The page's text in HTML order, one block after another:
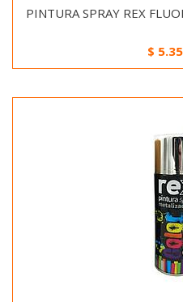
PINTURA SPRAY REX
$